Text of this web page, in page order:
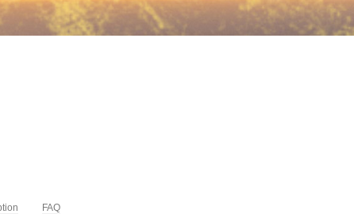
FAQ